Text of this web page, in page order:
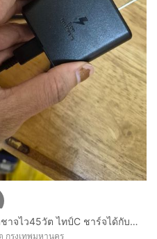
ชุดชาจไว45วัต ไทป์C ชาร์จได้กับแอนอรอยทุกยี่ห้อ มาตรฐาน
กรุงเทพมหานคร